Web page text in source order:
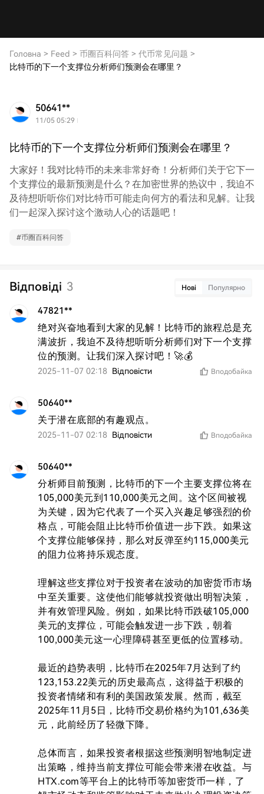
Головна > Feed > 币圈百科问答 > 代币常见问题 >
比特币的下一个支撑位分析师们预测会在哪里？
50641**
11/05 05:29
比特币的下一个支撑位分析师们预测会在哪里？
大家好！我对比特币的未来非常好奇！分析师们关于它下一
个支撑位的最新预测是什么？在加密世界的热议中，我迫不
及待想听听你们对比特币可能走向何方的看法和见解。让我
们一起深入探讨这个激动人心的话题吧！
#币圈百科问答
Відповіді 3 Нові Популярно
47821**
绝对兴奋地看到大家的见解！比特币的旅程总是充
满波折，我迫不及待想听听分析师们对下一个支撑
位的预测。让我们深入探讨吧！🚀💰
2025-11-07 02:18 Відповісти Вподобайка
50640**
关于潜在底部的有趣观点。
2025-11-07 02:18 Відповісти Вподобайка
50640**
分析师目前预测，比特币的下一个主要支撑位将在
105,000美元到110,000美元之间。这个区间被视
为关键，因为它代表了一个买入兴趣足够强烈的价
格点，可能会阻止比特币价值进一步下跌。如果这
个支撑位能够保持，那么对反弹至约115,000美元
的阻力位将持乐观态度。
理解这些支撑位对于投资者在波动的加密货币市场
中至关重要。这使他们能够就投资做出明智决策，
并有效管理风险。例如，如果比特币跌破105,000
美元的支撑位，可能会触发进一步下跌，朝着
100,000美元这一心理障碍甚至更低的位置移动。
最近的趋势表明，比特币在2025年7月达到了约
123,153.22美元的历史最高点，这得益于积极的
投资者情绪和有利的美国政策发展。然而，截至
2025年11月5日，比特币交易价格约为101,636美
元，此前经历了轻微下降。
总体而言，如果投资者根据这些预测明智地制定进
出策略，维持当前支撑位可能会带来潜在收益。与
HTX.com等平台上的比特币等加密货币一样，了